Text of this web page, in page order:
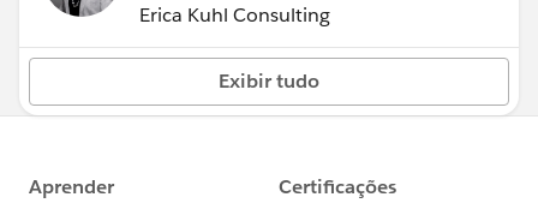
Erica Kuhl Consulting
Exibir tudo